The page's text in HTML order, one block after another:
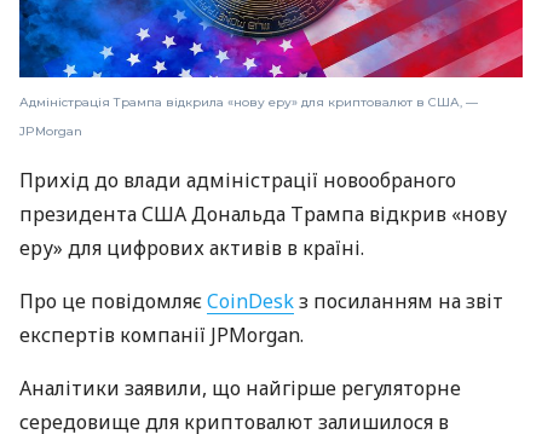
Адміністрація Трампа відкрила «нову еру» для криптовалют в США, —
JPMorgan
Прихід до влади адміністрації новообраного
президента США Дональда Трампа відкрив «нову
еру» для цифрових активів в країні.
Про це повідомляєCoinDeskз посиланням на звіт
експертів компанії JPMorgan.
Аналітики заявили, що найгірше регуляторне
середовище для криптовалют залишилося в